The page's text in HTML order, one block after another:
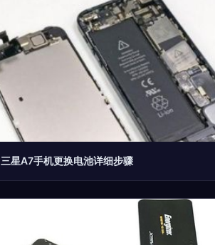
三星A7手机更换电池详细步骤